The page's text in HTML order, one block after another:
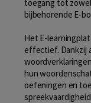
toegang tot
bijbehorende E-
Het E-
effectief. Dankzij
hun
oefeningen en